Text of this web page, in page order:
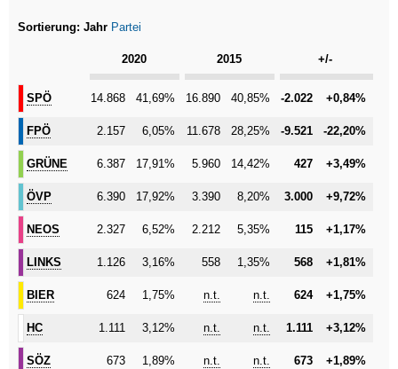
Sortierung: Jahr Partei
Kategorie
2020 2015 +/-
SPÖ
14.868 41,69% 16.890 40,85% -2.022 +0,84%
FPÖ
2.157 6,05% 11.678 28,25% -9.521 -22,20%
GRÜNE
6.387 17,91% 5.960 14,42% 427 +3,49%
ÖVP
6.390 17,92% 3.390 8,20% 3.000 +9,72%
NEOS
2.327 6,52% 2.212 5,35% 115 +1,17%
LINKS
1.126 3,16% 558 1,35% 568 +1,81%
BIER
624 1,75% n.t. n.t. 624 +1,75%
HC
1.111 3,12% n.t. n.t. 1.111 +3,12%
SÖZ
673 1,89% n.t. n.t. 673 +1,89%
SPÖ
FPÖ
GRÜNE
ÖVP
NEOS
LINKS
BIER
HC
SÖZ